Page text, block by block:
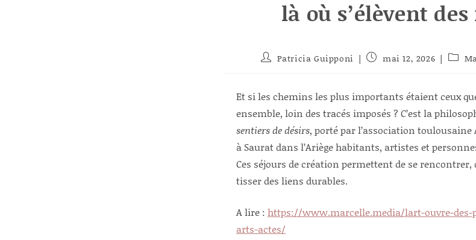
là où s’élèvent
Auteur/autrice
publication :
Patricia Guipponi
Publication
mai 12, 2026
Post
Et si les chemins les plus importants étaient ceux
ensemble, loin des tracés imposés ? C’est la
sentiers de désirs, porté par l’association
à Saurat dans l’Ariège habitants, artistes et
Ces séjours de création permettent de se rencontrer,
tisser des liens durables.
A lire : https://www.marcelle.media/lart-ouvre-des-
arts-actes/